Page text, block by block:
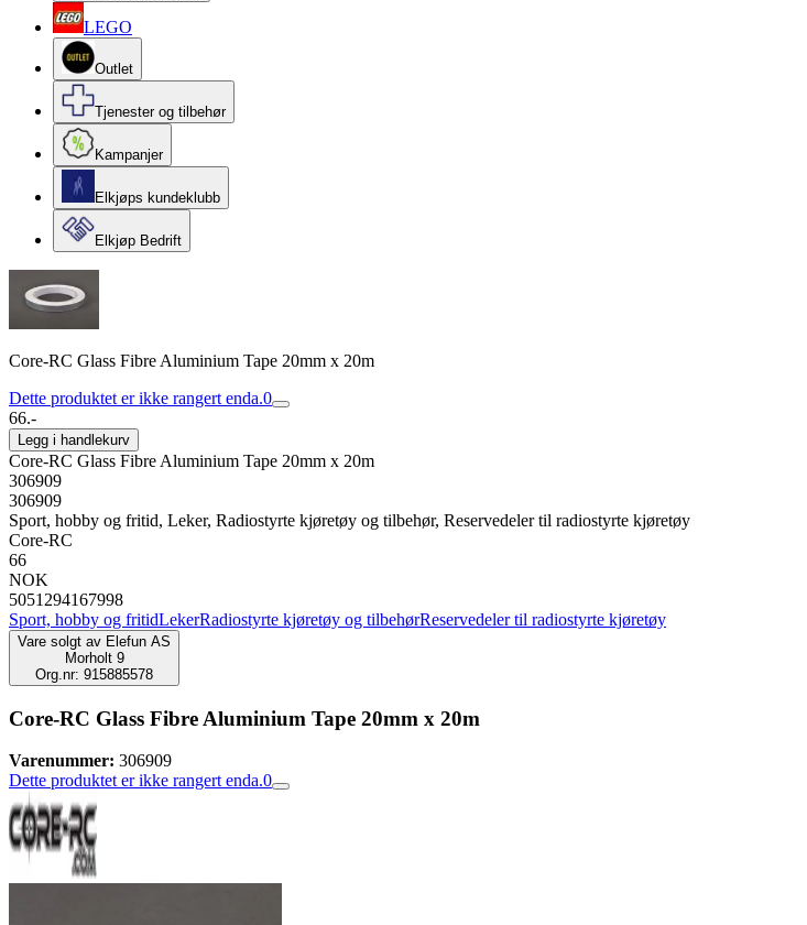
LEGO
Outlet
Tjenester og tilbehør
Kampanjer
Elkjøps kundeklubb
Elkjøp Bedrift
Core-RC Glass Fibre Aluminium Tape 20mm x 20m
Dette produktet er ikke rangert enda.0
66.-
Legg i handlekurv
Core-RC Glass Fibre Aluminium Tape 20mm x 20m
306909
306909
Sport, hobby og fritid, Leker, Radiostyrte kjøretøy og tilbehør, Reservedeler til radiostyrte kjøretøy
Core-RC
66
NOK
5051294167998
Sport, hobby og fritidLekerRadiostyrte kjøretøy og tilbehørReservedeler til radiostyrte kjøretøy
Vare solgt av Elefun AS
Morholt 9
Org.nr: 915885578
Core-RC Glass Fibre Aluminium Tape 20mm x 20m
Varenummer: 306909
Dette produktet er ikke rangert enda.0